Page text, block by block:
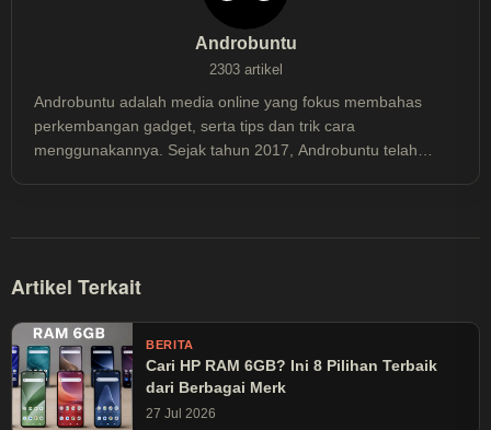
Androbuntu
2303 artikel
Androbuntu adalah media online yang fokus membahas
perkembangan gadget, serta tips dan trik cara
menggunakannya. Sejak tahun 2017, Androbuntu telah
Artikel Terkait
BERITA
Cari HP RAM 6GB? Ini 8 Pilihan Terbaik
dari Berbagai Merk
27 Jul 2026